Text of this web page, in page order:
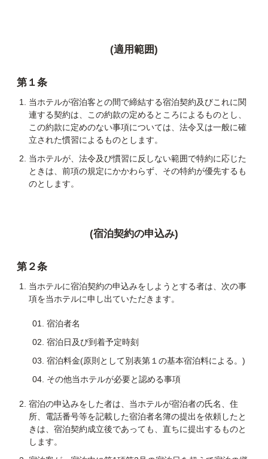
(適用範囲)
第１条
当ホテルが宿泊客との間で締結する宿泊契約及びこれに関
連する契約は、この約款の定めるところによるものとし、
この約款に定めのない事項については、法令又は一般に確
立された慣習によるものとします。
当ホテルが、法令及び慣習に反しない範囲で特約に応じた
ときは、前項の規定にかかわらず、その特約が優先するも
のとします。
(宿泊契約の申込み)
第２条
当ホテルに宿泊契約の申込みをしようとする者は、次の事
項を当ホテルに申し出ていただきます。
宿泊者名
宿泊日及び到着予定時刻
宿泊料金(原則として別表第１の基本宿泊料による。)
その他当ホテルが必要と認める事項
宿泊の申込みをした者は、当ホテルが宿泊者の氏名、住
所、電話番号等を記載した宿泊者名簿の提出を依頼したと
きは、宿泊契約成立後であっても、直ちに提出するものと
します。